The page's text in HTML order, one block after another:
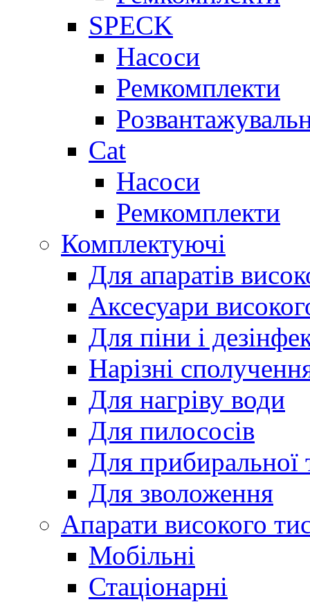
SPECK
Насоси
Ремкомплекти
Cat
Насоси
Ремкомплекти
Комплектуючі
Для апаратів
Аксесуари
Для піни і
Нарізні
Для нагріву води
Для пилососів
Для прибиральної
Для зволоження
Апарати високого
Мобільні
Стаціонарні